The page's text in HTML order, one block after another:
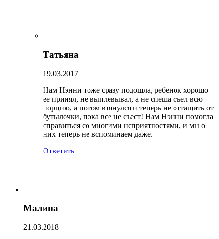
Татьяна
19.03.2017
Нам Нэнни тоже сразу подошла, ребенок хорошо
ее принял, не выплевывал, а не спеша съел всю
порцию, а потом втянулся и теперь не оттащить от
бутылочки, пока все не съест! Нам Нэнни помогла
справиться со многими неприятностями, и мы о
них теперь не вспоминаем даже.
Ответить
Малина
21.03.2018